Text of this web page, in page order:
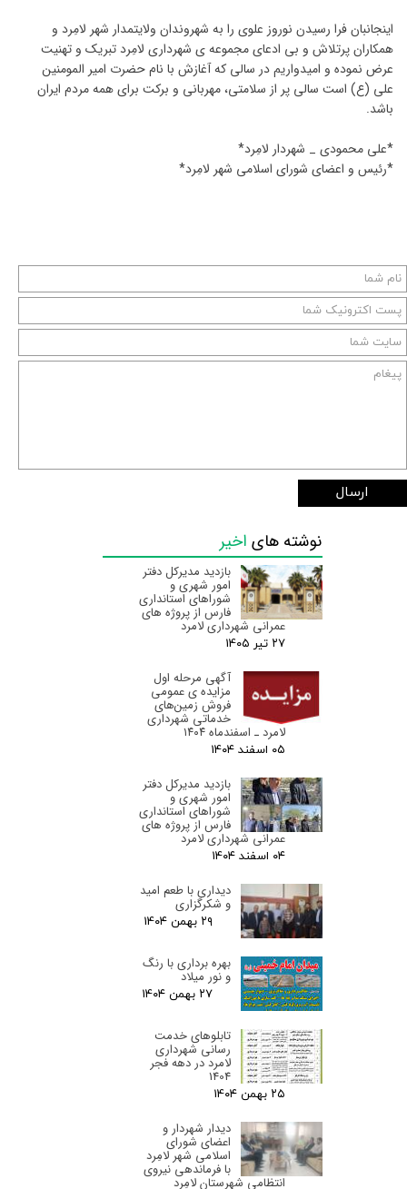
اینجانبان فرا رسیدن نوروز علوی را به شهروندان ولایتمدار شهر لامِرد و
همکاران پرتلاش و بی ادعای مجموعه ی شهرداری لامِرد تبریک و تهنیت
عرض نموده و امیدواریم در سالی که آغازش با نام حضرت امیر المومنین
علی (ع) است سالی پر از سلامتی، مهربانی و برکت برای همه مردم ایران
باشد.
*علی محمودی _ شهردار لامِرد*
*رئیس و اعضای شورای اسلامی شهر لامِرد*
ارسال
نوشته های اخیر
بازدید مدیرکل دفتر
امور شهری و
شوراهای استانداری
فارس از پروژه های
عمرانی شهرداری لامرد
۲۷ تیر ۰۵
آگهی مرحله اول
مزایده ی عمومی
فروش زمین‌های
خدماتی شهرداری
لامرد ـ اسفندماه ۱۴۰۴
۰۵ اسفند ۰۴
بازدید مدیرکل دفتر
امور شهری و
شوراهای استانداری
فارس از پروژه های
عمرانی شهرداری لامرد
۰۴ اسفند ۰۴
دیداری با طعم امید
و شکرگزاری
۲۹ بهمن ۰۴
بهره برداری با رنگ
و نور میلاد
۲۷ بهمن ۰۴
تابلوهای خدمت
رسانی شهرداری
لامرد در دهه فجر
1404
۲۵ بهمن ۰۴
دیدار شهردار و
اعضای شورای
اسلامی شهر لامِرد
با فرماندهی نیروی
انتظامی شهرستان لامِرد